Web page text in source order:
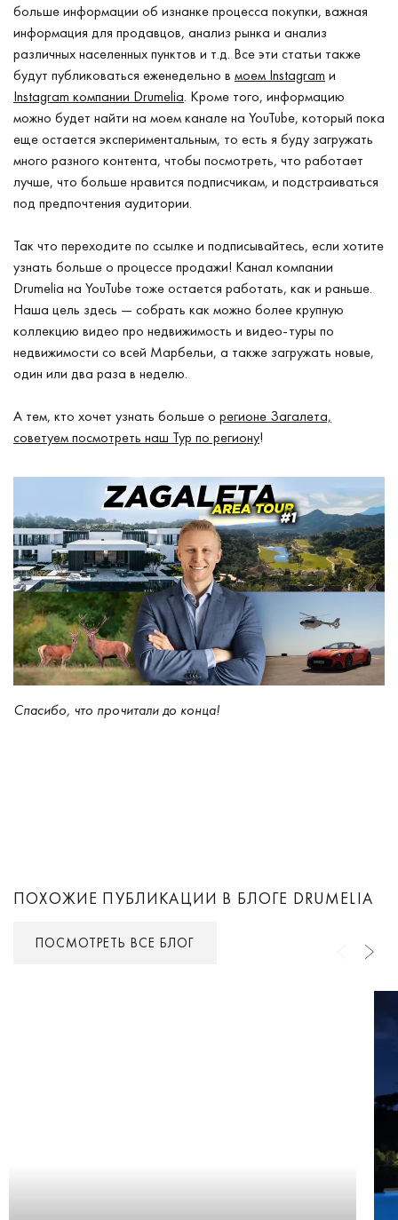
больше информации об изнанке процесса покупки, важная
информация для продавцов, анализ рынка и анализ
различных населенных пунктов и т.д. Все эти статьи также
будут публиковаться еженедельно в моем Instagram и
Instagram компании Drumelia. Кроме того, информацию
можно будет найти на моем канале на YouTube, который пока
еще остается экспериментальным, то есть я буду загружать
много разного контента, чтобы посмотреть, что работает
лучше, что больше нравится подписчикам, и подстраиваться
под предпочтения аудитории.
Так что переходите по ссылке и подписывайтесь, если хотите
узнать больше о процессе продажи! Канал компании
Drumelia на YouTube тоже остается работать, как и раньше.
Наша цель здесь — собрать как можно более крупную
коллекцию видео про недвижимость и видео-туры по
недвижимости со всей Марбельи, а также загружать новые,
один или два раза в неделю.
А тем, кто хочет узнать больше о регионе Загалета,
советуем посмотреть наш Тур по региону!
Спасибо, что прочитали до конца!
ПОХОЖИЕ ПУБЛИКАЦИИ В БЛОГЕ DRUMELIA
ПОСМОТРЕТЬ ВСЕ БЛОГ